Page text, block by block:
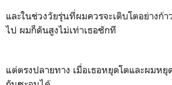
และในช่วงวัยรุ่นที่ผมควรจะเติบโตอย่างก้
ไป ผมก็ดันสูงไม่เท่าเธอซักที
แต่ตรงปลายทาง เมื่อเธอหยุดโตและผมหยุ